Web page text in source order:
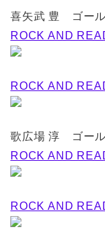
喜矢武 豊 ゴー
ROCK AND
ROCK AND
歌広場 淳 ゴー
ROCK AND
ROCK AND